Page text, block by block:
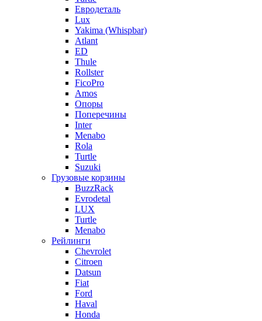
Евродеталь
Lux
Yakima (Whispbar)
Atlant
ED
Thule
Rollster
FicoPro
Amos
Опоры
Поперечины
Inter
Menabo
Rola
Turtle
Suzuki
Грузовые корзины
BuzzRack
Evrodetal
LUX
Turtle
Menabo
Рейлинги
Chevrolet
Citroen
Datsun
Fiat
Ford
Haval
Honda